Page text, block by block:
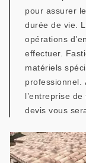
pour assurer
durée de vie.
opérations
effectuer.
matériels
professionnel.
l’entreprise
devis vous